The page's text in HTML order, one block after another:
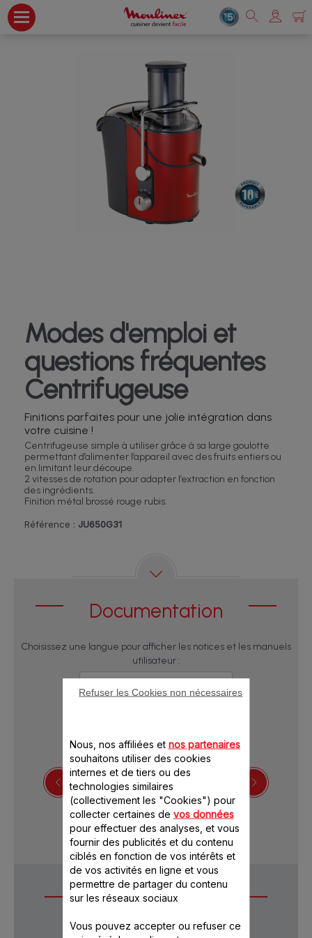
Modes d'emploi et
questions fréquentes
Centrifugeuse
Finitions parfaites pour une jolie intégration dans
votre cuisine !
Centrifugeuse simple à utiliser grâce à sa large goulotte
permettant d’alimenter l’appareil avec des fruits entiers ou
en limitant leur découpe.
2 vitesses de rotation pour adapter l’extraction en fonction
des ingrédients.
Finition métal brossé rouge rubis.
Référence : JU650G31
Documentation
Choisissez une langue pour afficher les notices et les manuels
utilisateur :
Télécharger la notice
Questions
fréquentes
Nous, nos affiliées et nos partenaires
souhaitons utiliser des cookies
internes et de tiers ou des
technologies similaires
(collectivement les "Cookies") pour
collecter certaines de vos données
pour effectuer des analyses, et vous
fournir des publicités et du contenu
ciblés en fonction de vos intérêts et
de vos activités en ligne et vous
permettre de partager du contenu
sur les réseaux sociaux
Vous pouvez accepter ou refuser ce
Refuser les Cookies non nécessaires